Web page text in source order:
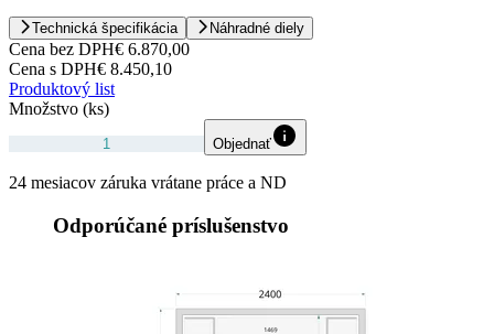
Technická špecifikácia Náhradné diely
Cena bez DPH€ 6.870,00
Cena s DPH€ 8.450,10
Produktový list
Množstvo (ks)
Objednať
24 mesiacov záruka vrátane práce a ND
Odporúčané príslušenstvo